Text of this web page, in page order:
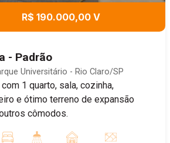
R$ 190.000,00 V
- Padrão
Universitário - Rio Claro/SP
com 1 quarto, sala, cozinha,
e ótimo terreno de expansão
cômodos.